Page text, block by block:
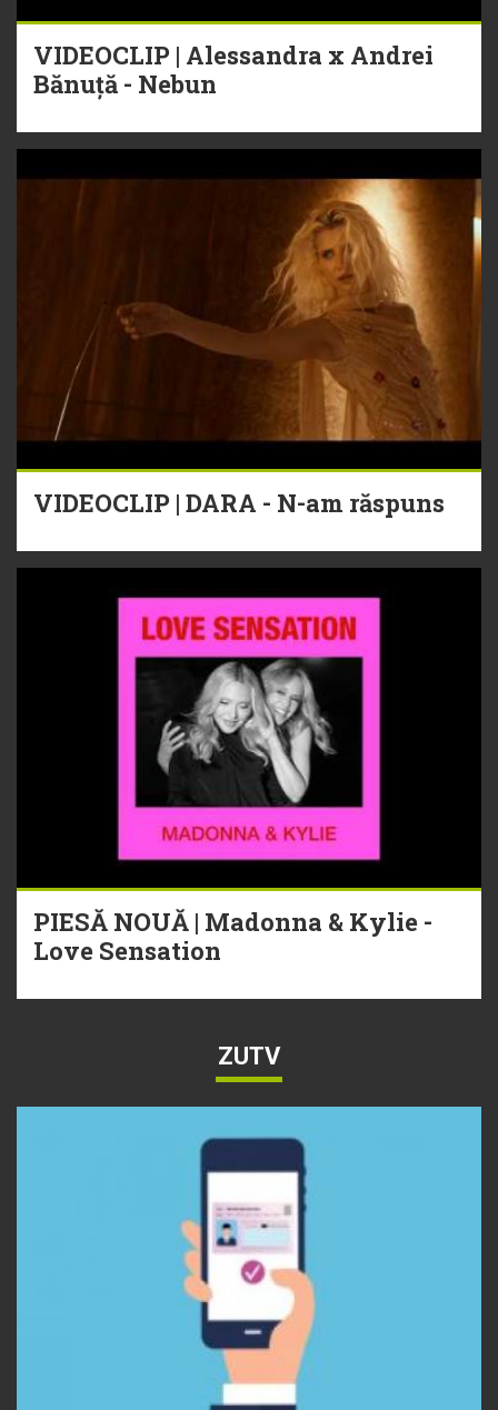
VIDEOCLIP | Alessandra x Andrei
Bănuță - Nebun
VIDEOCLIP | DARA - N-am răspuns
PIESĂ NOUĂ | Madonna & Kylie -
Love Sensation
ZUTV